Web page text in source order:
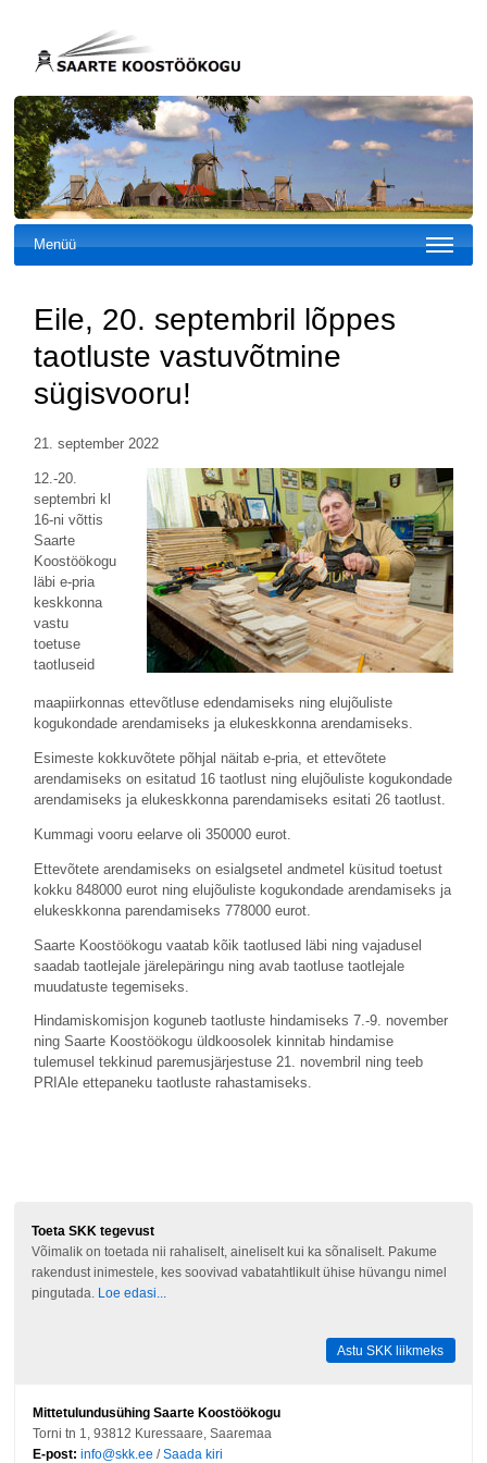
Menüü
Eile, 20. septembril lõppes
taotluste vastuvõtmine
sügisvooru!
21. september 2022
12.-20.
septembri kl
16-ni võttis
Saarte
Koostöökogu
läbi e-pria
keskkonna
vastu
toetuse
taotluseid
maapiirkonnas ettevõtluse edendamiseks ning elujõuliste
kogukondade arendamiseks ja elukeskkonna arendamiseks.
Esimeste kokkuvõtete põhjal näitab e-pria, et ettevõtete
arendamiseks on esitatud 16 taotlust ning elujõuliste kogukondade
arendamiseks ja elukeskkonna parendamiseks esitati 26 taotlust.
Kummagi vooru eelarve oli 350000 eurot.
Ettevõtete arendamiseks on esialgsetel andmetel küsitud toetust
kokku 848000 eurot ning elujõuliste kogukondade arendamiseks ja
elukeskkonna parendamiseks 778000 eurot.
Saarte Koostöökogu vaatab kõik taotlused läbi ning vajadusel
saadab taotlejale järelepäringu ning avab taotluse taotlejale
muudatuste tegemiseks.
Hindamiskomisjon koguneb taotluste hindamiseks 7.-9. november
ning Saarte Koostöökogu üldkoosolek kinnitab hindamise
tulemusel tekkinud paremusjärjestuse 21. novembril ning teeb
PRIAle ettepaneku taotluste rahastamiseks.
Toeta SKK tegevust
Võimalik on toetada nii rahaliselt, aineliselt kui ka sõnaliselt. Pakume
rakendust inimestele, kes soovivad vabatahtlikult ühise hüvangu nimel
pingutada. Loe edasi...
Astu SKK liikmeks
Mittetulundusühing Saarte Koostöökogu
Torni tn 1, 93812 Kuressaare, Saaremaa
E-post: info@skk.ee /Saada kiri